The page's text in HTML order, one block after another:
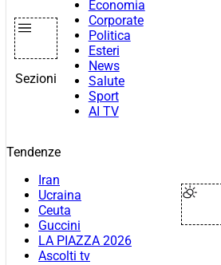
Sezioni
Economia
Corporate
Politica
Esteri
News
Salute
Sport
AI TV
Tendenze
Iran
Ucraina
Ceuta
Guccini
LA PIAZZA 2026
Ascolti tv